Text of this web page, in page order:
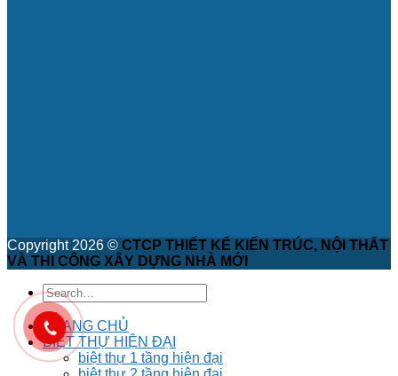
Copyright 2026 © CTCP THIẾT KẾ KIẾN TRÚC, NỘI THẤT
VÀ THI CÔNG XÂY DỰNG NHÀ MỚI
TRANG CHỦ
BIỆT THỰ HIỆN ĐẠI
biệt thự 1 tầng hiện đại